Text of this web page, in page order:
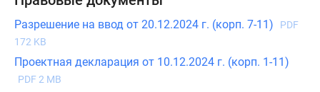
Разрешение на ввод от 20.12.2024 г. (корп. 7-11)
PDF
172 KB
Проектная декларация от 10.12.2024 г. (корп. 1-11)
PDF 2 MB